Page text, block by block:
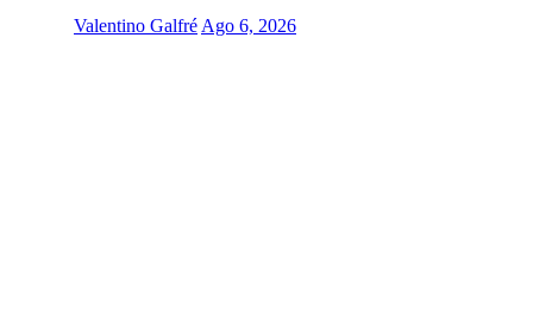
Valentino Galfré Ago 6, 2026